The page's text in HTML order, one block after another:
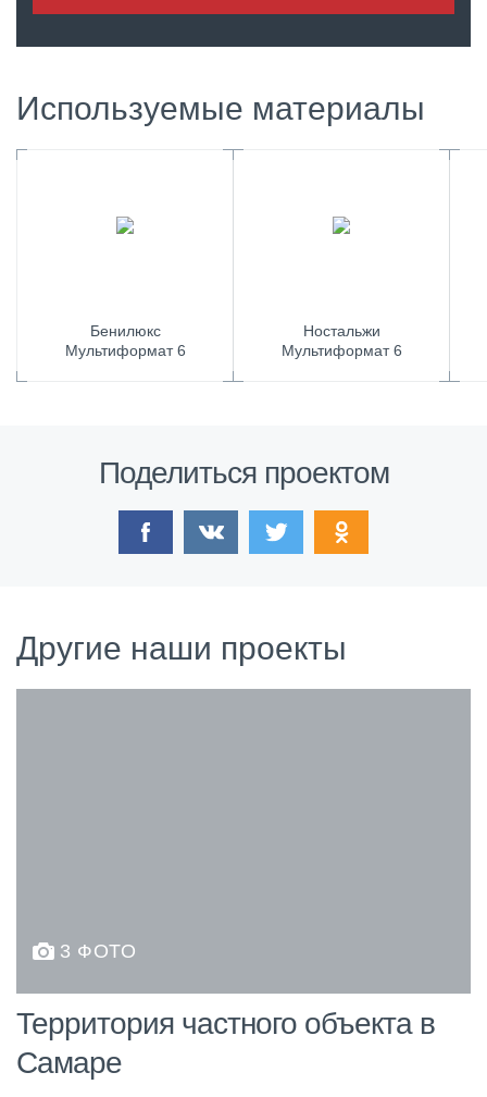
Используемые материалы
Бенилюкс
Мультиформат 6
Ностальжи
Мультиформат 6
Поделиться проектом
Другие наши проекты
3 ФОТО
Территория частного объекта в
Самаре